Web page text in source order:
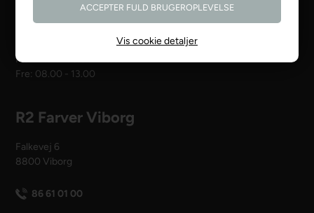
Vis cookie detaljer
Man - tors: 08.00 - 16.00
Fre: 08.00 - 13.00
R2 Farver Viborg
Falkevej 6
8800 Viborg
86 61 01 00